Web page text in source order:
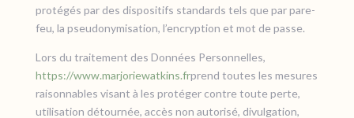
protégés par des dispositifs standards tels que par pare-
feu, la pseudonymisation, l’encryption et mot de passe.
Lors du traitement des Données Personnelles,
https://www.marjoriewatkins.frprend toutes les mesures
raisonnables visant à les protéger contre toute perte,
utilisation détournée, accès non autorisé, divulgation,